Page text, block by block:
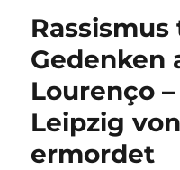
Gedenken
Lourenço –
Leipzig
ermordet